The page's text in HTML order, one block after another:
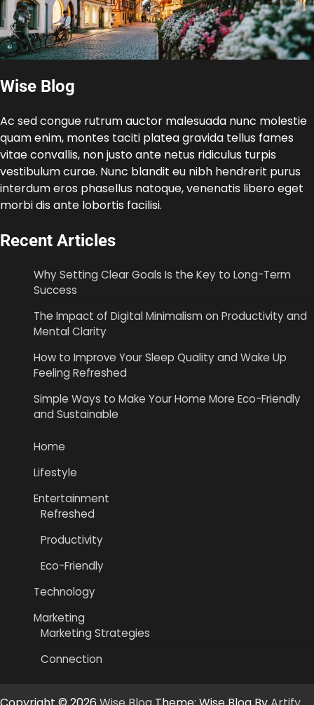
Wise Blog
Ac sed congue rutrum auctor malesuada nunc molestie
quam enim, montes taciti platea gravida tellus fames
vitae convallis, non justo ante netus ridiculus turpis
vestibulum curae. Nunc blandit eu nibh hendrerit purus
interdum eros phasellus natoque, venenatis libero eget
morbi dis ante lobortis facilisi.
Recent Articles
Why Setting Clear Goals Is the Key to Long-Term
Success
The Impact of Digital Minimalism on Productivity and
Mental Clarity
How to Improve Your Sleep Quality and Wake Up
Feeling Refreshed
Simple Ways to Make Your Home More Eco-Friendly
and Sustainable
Home
Lifestyle
Entertainment
Refreshed
Productivity
Eco-Friendly
Technology
Marketing
Marketing Strategies
Connection